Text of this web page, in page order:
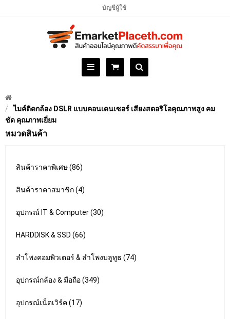
บัญชีผู้ใช้
ไมค์ติดกล้อง DSLR แบบคอนเดนเซอร์ เสียงสตอริโอคุณภาพสูง คม
ชัด คุณภาพเยี่ยม
หมวดสินค้า
สินค้าราคาพิเศษ (86)
สินค้าราคาสมาชิก (4)
อุปกรณ์ IT & Computer (30)
HARDDISK & SSD (66)
ลำโพงคอมพิวเตอร์ & ลำโพงบลูทูธ (74)
อุปกรณ์กล้อง & มือถือ (349)
อุปกรณ์เน็ตเวิร์ค (17)